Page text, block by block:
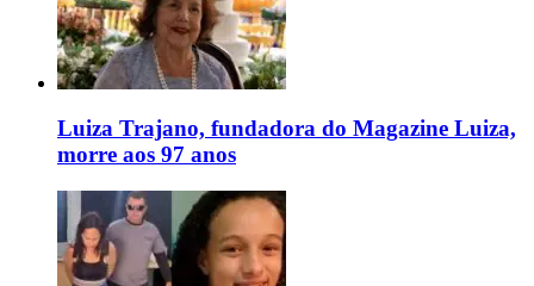
Luiza Trajano, fundadora do Magazine Luiza,
morre aos 97 anos